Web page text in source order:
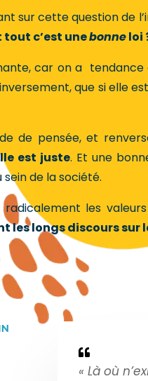
sur cette question de
c’est unebonneloi
car on a tendance
que si elle
de pensée, et
est juste. Et une
de la société.
les
les longs discours sur

« Là où